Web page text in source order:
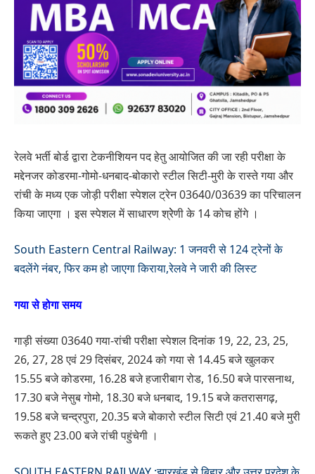
रेलवे भर्ती बोर्ड द्वारा टेकनीशियन पद हेतु आयोजित की जा रही परीक्षा के
मद्देनजर कोडरमा-गोमो-धनबाद-बोकारो स्टील सिटी-मुरी के रास्ते गया और
रांची के मध्य एक जोड़ी परीक्षा स्पेशल ट्रेन 03640/03639 का परिचालन
किया जाएगा । इस स्पेशल में साधारण श्रेेणी के 14 कोच होंगे ।
South Eastern Central Railway: 1 जनवरी से 124 ट्रेनों के
बदलेंगे नंबर, फिर कम हो जाएगा किराया,रेलवे ने जारी की लिस्ट
गया से होगा समय
गाड़ी संख्या 03640 गया-रांची परीक्षा स्पेशल दिनांक 19, 22, 23, 25,
26, 27, 28 एवं 29 दिसंबर, 2024 को गया से 14.45 बजे खुलकर
15.55 बजे कोडरमा, 16.28 बजे हजारीबाग रोड, 16.50 बजे पारसनाथ,
17.30 बजे नेसुब गोमो, 18.30 बजे धनबाद, 19.15 बजे कतरासगढ़,
19.58 बजे चन्द्रपुरा, 20.35 बजे बोकारो स्टील सिटी एवं 21.40 बजे मुरी
रूकते हुए 23.00 बजे रांची पहुंचेगी ।